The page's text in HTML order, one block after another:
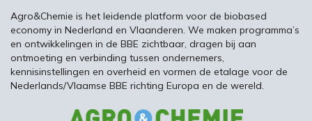
Agro&Chemie is het leidende platform voor de biobased
economy in Nederland en Vlaanderen. We maken programma’s
en ontwikkelingen in de BBE zichtbaar, dragen bij aan
ontmoeting en verbinding tussen ondernemers,
kennisinstellingen en overheid en vormen de etalage voor de
Nederlands/Vlaamse BBE richting Europa en de wereld.